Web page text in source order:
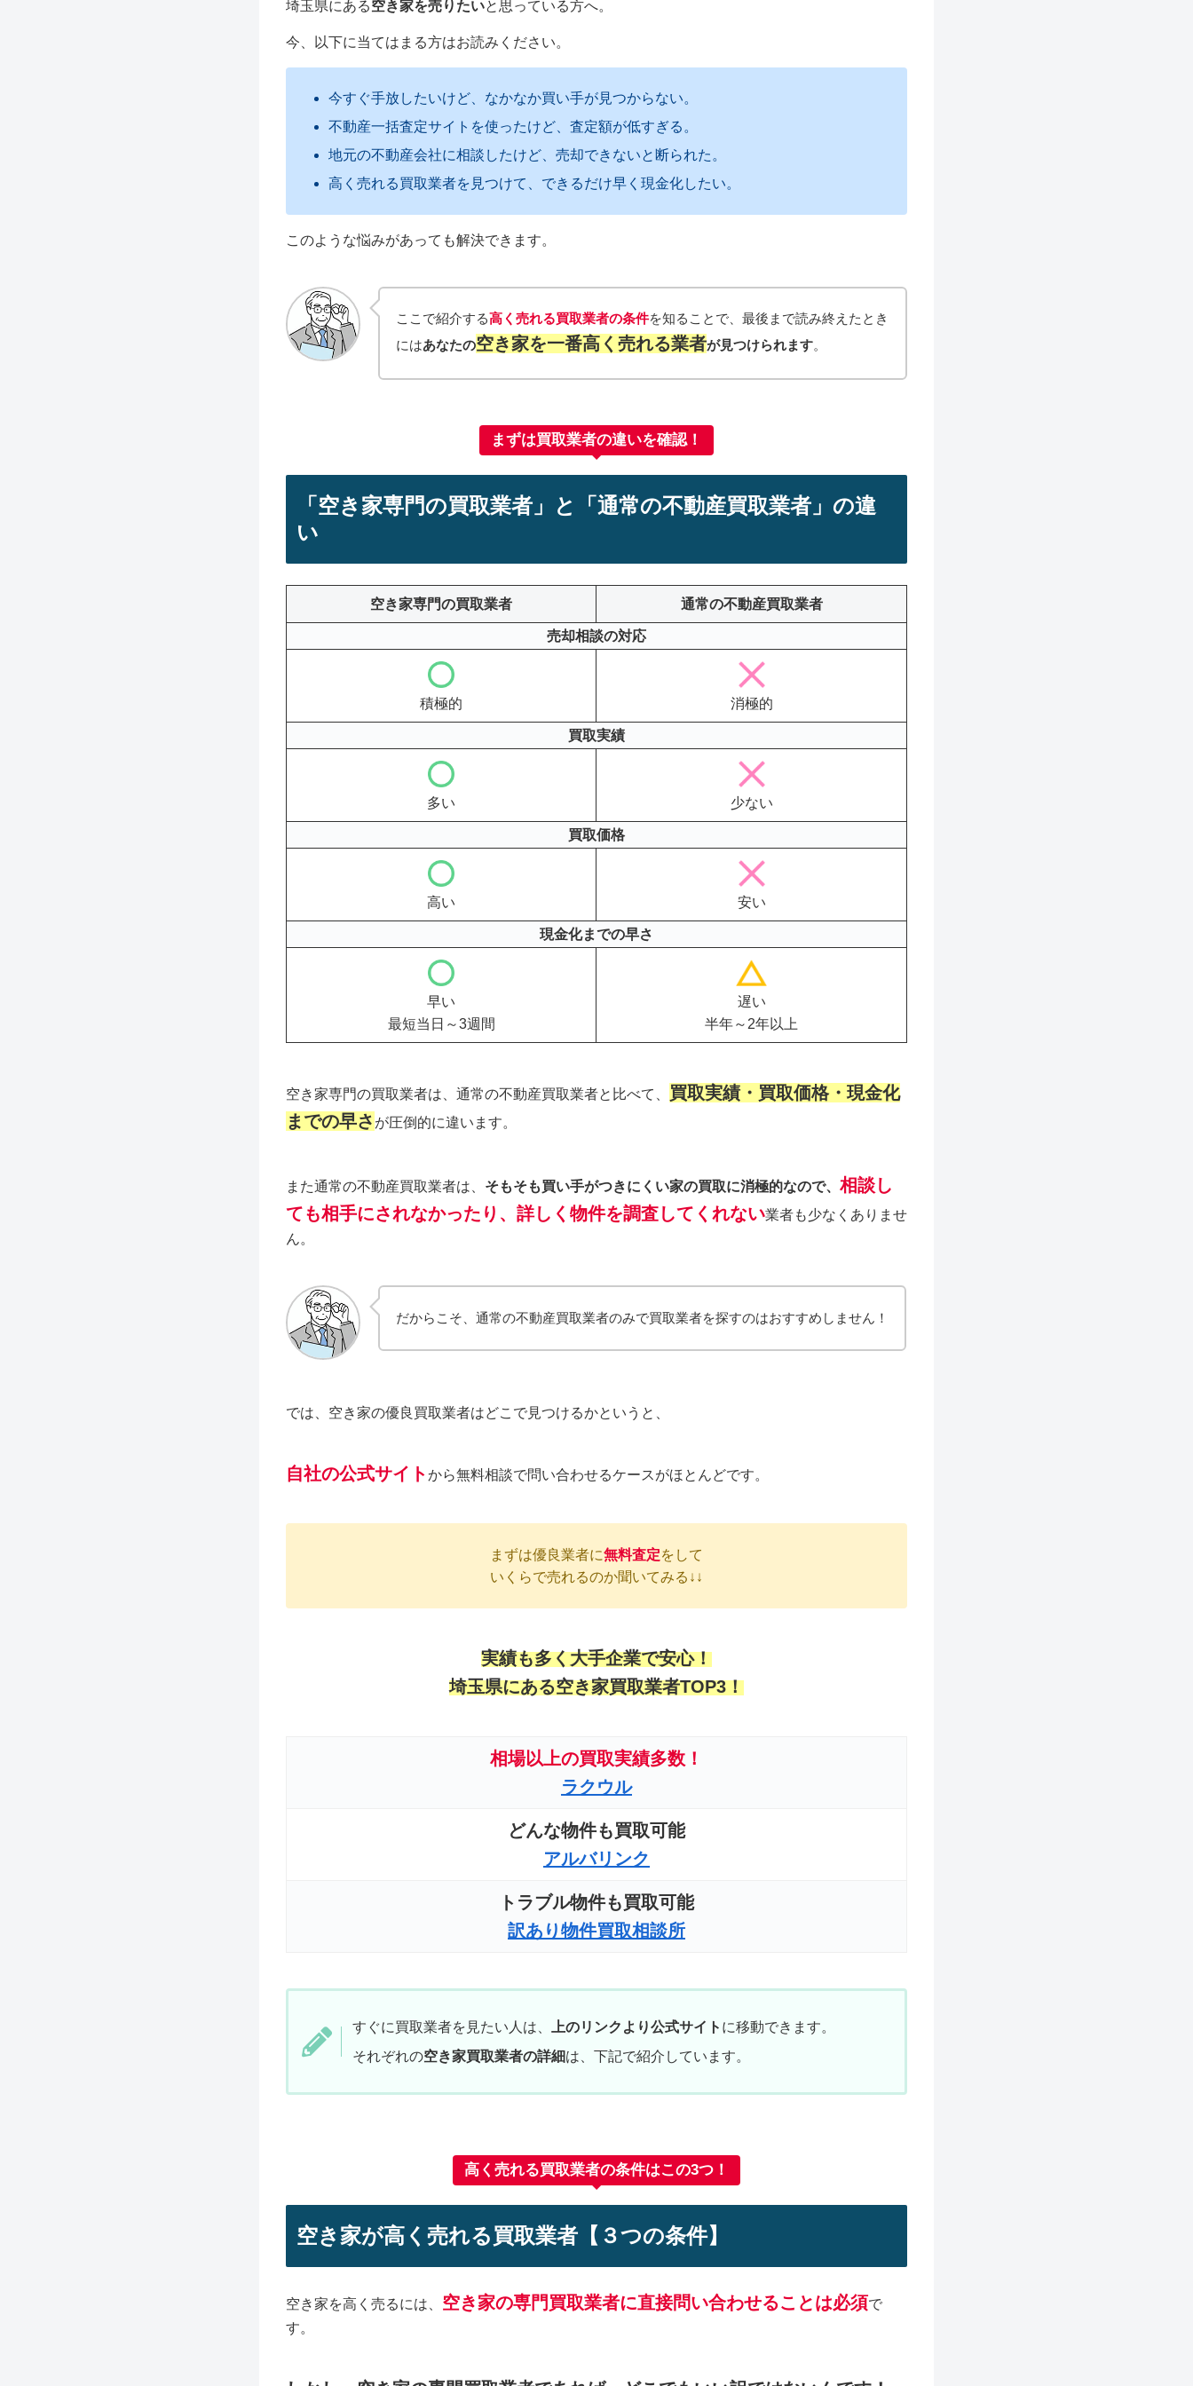
埼玉県にある空き家を売りたいと思っている方へ。
今、以下に当てはまる方はお読みください。
今すぐ手放したいけど、なかなか買い手が見つからない。
不動産一括査定サイトを使ったけど、査定額が低すぎる。
地元の不動産会社に相談したけど、売却できないと断られた。
高く売れる買取業者を見つけて、できるだけ早く現金化したい。
このような悩みがあっても解決できます。
ここで紹介する高く売れる買取業者の条件を知ることで、最後まで読み終えたとき
にはあなたの空き家を一番高く売れる業者が見つけられます。
まずは買取業者の違いを確認！
「空き家専門の買取業者」と「通常の不動産買取業者」の違
い
空き家専門の買取業者 通常の不動産買取業者
売却相談の対応
積極的 消極的
買取実績
多い 少ない
買取価格
高い 安い
現金化までの早さ
早い
最短当日～3週間
遅い
半年～2年以上
空き家専門の買取業者は、通常の不動産買取業者と比べて、
買取実績・買取価格・現金化
までの早さ が圧倒的に違います。
また通常の不動産買取業者は、 そもそも買い手がつきにくい家の買取に消極的なので、 相談し
ても相手にされなかったり、詳しく物件を調査してくれない業者も少なくありませ
ん。
だからこそ、通常の不動産買取業者のみで買取業者を探すのはおすすめしません！
では、空き家の優良買取業者はどこで見つけるかというと、
自社の公式サイトから無料相談で問い合わせるケースがほとんどです。
まずは優良業者に無料査定をして
いくらで売れるのか聞いてみる↓↓
実績も多く大手企業で安心！
埼玉県にある空き家買取業者TOP3！
相場以上の買取実績多数！
ラクウル
どんな物件も買取可能
アルバリンク
トラブル物件も買取可能
訳あり物件買取相談所
すぐに買取業者を見たい人は、 上のリンクより公式サイト に移動できます。
それぞれの空き家買取業者の詳細は、下記で紹介しています。
高く売れる買取業者の条件はこの3つ！
空き家が高く売れる買取業者【３つの条件】
空き家を高く売るには、 空き家の専門買取業者に直接問い合わせることは必須で
す。